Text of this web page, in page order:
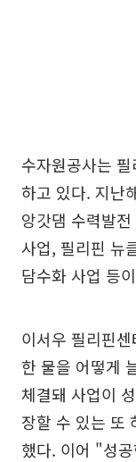
수자원공사는
하고 있다. 지난
앙갓댐 수력발
사업, 필리핀 뉴
담수화 사업 등
이서우 필리핀
한 물을 어떻게
체결돼 사업이
장할 수 있는 또
했다. 이어 "성